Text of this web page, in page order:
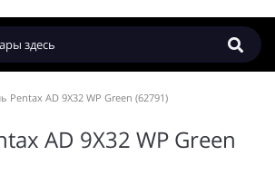
Pentax AD 9X32 WP Green (62791)
AD 9X32 WP Green